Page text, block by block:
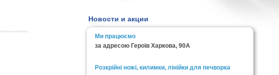
Новости и акции
Ми працюємо
за адресою Героїв Харкова, 90А
Розкрійні ножі, килимки, лінійки для печворка